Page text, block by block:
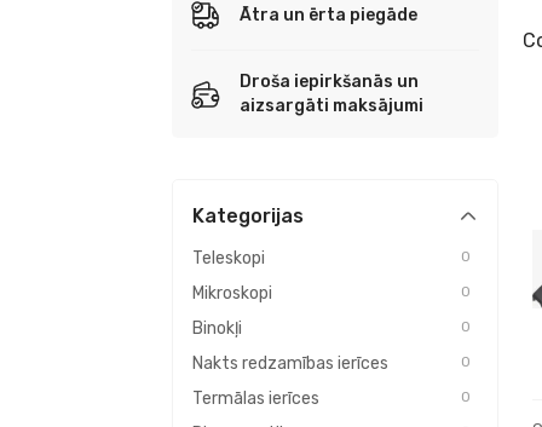
Ātra un ērta piegāde
Droša iepirkšanās un
aizsargāti maksājumi
Kategorijas
Teleskopi 0
Mikroskopi 0
Binokļi 0
Nakts redzamības ierīces 0
Termālas ierīces 0